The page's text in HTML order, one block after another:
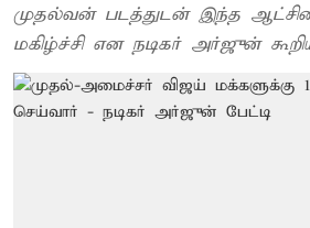
முதல்வன் படத்துடன் இந்த
மகிழ்ச்சி என நடிகர் அர்ஜுன்